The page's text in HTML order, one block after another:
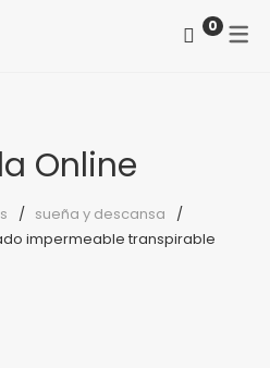
0
Online
sueña y descansa
impermeable transpirable